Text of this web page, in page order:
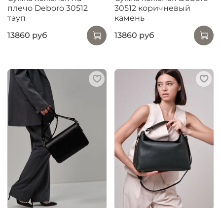
плечо Deboro 30512
тауп
13860 руб
30512 коричневый
камень
13860 руб